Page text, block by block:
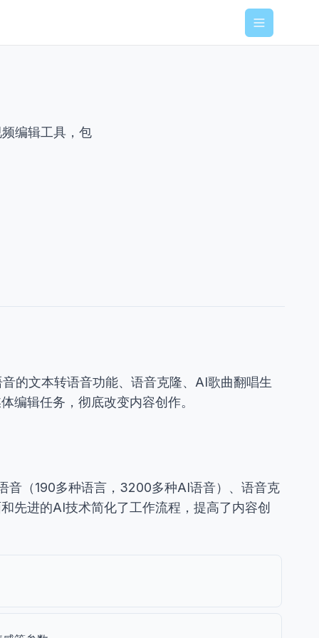
Menu
编辑工具，包
的文本转语音功能、语音克隆、AI歌曲翻唱生
编辑任务，彻底改变内容创作。
音（190多种语言，3200多种AI语音）、语音克
先进的AI技术简化了工作流程，提高了内容创